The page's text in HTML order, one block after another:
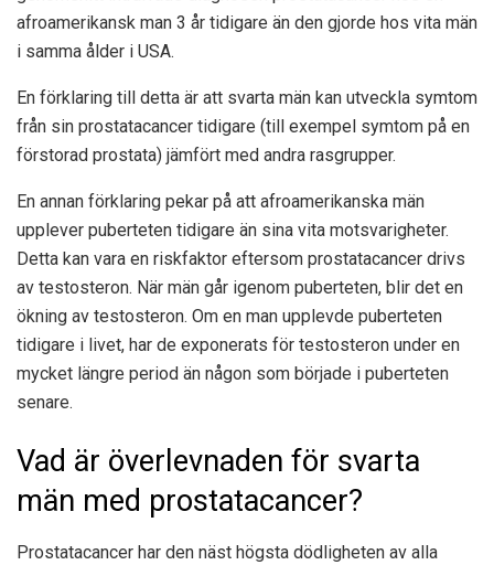
afroamerikansk man 3 år tidigare än den gjorde hos vita män
i samma ålder i USA.
En förklaring till detta är att svarta män kan utveckla symtom
från sin prostatacancer tidigare (till exempel symtom på en
förstorad prostata) jämfört med andra rasgrupper.
En annan förklaring pekar på att afroamerikanska män
upplever puberteten tidigare än sina vita motsvarigheter.
Detta kan vara en riskfaktor eftersom prostatacancer drivs
av testosteron. När män går igenom puberteten, blir det en
ökning av testosteron. Om en man upplevde puberteten
tidigare i livet, har de exponerats för testosteron under en
mycket längre period än någon som började i puberteten
senare.
Vad är överlevnaden för svarta
män med prostatacancer?
Prostatacancer har den näst högsta dödligheten av alla